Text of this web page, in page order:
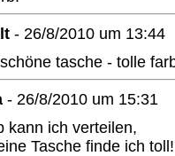
- 26/8/2010 um 13:44
tasche - tolle
- 26/8/2010 um 15:31
kann ich verteilen,
Tasche finde ich toll!